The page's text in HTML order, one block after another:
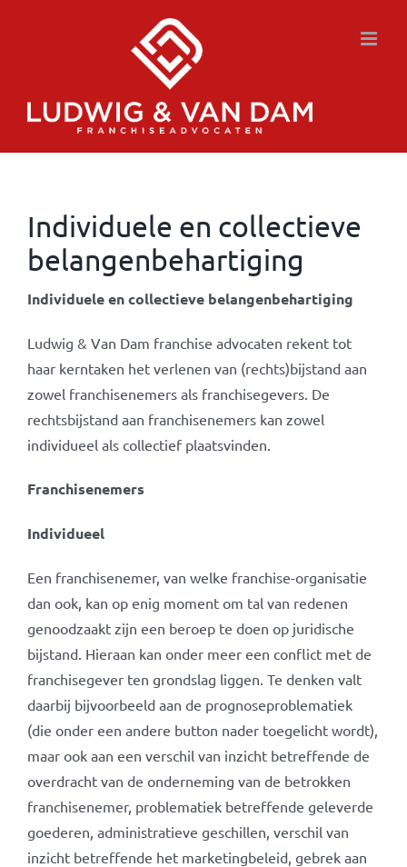
Individuele en collectieve
belangenbehartiging
Individuele en collectieve belangenbehartiging
Ludwig & Van Dam franchise advocaten rekent tot
haar kerntaken het verlenen van (rechts)bijstand aan
zowel franchisenemers als franchisegevers. De
rechtsbijstand aan franchisenemers kan zowel
individueel als collectief plaatsvinden.
Franchisenemers
Individueel
Een franchisenemer, van welke franchise-organisatie
dan ook, kan op enig moment om tal van redenen
genoodzaakt zijn een beroep te doen op juridische
bijstand. Hieraan kan onder meer een conflict met de
franchisegever ten grondslag liggen. Te denken valt
daarbij bijvoorbeeld aan de prognoseproblematiek
(die onder een andere button nader toegelicht wordt),
maar ook aan een verschil van inzicht betreffende de
overdracht van de onderneming van de betrokken
franchisenemer, problematiek betreffende geleverde
goederen, administratieve geschillen, verschil van
inzicht betreffende het marketingbeleid, gebrek aan